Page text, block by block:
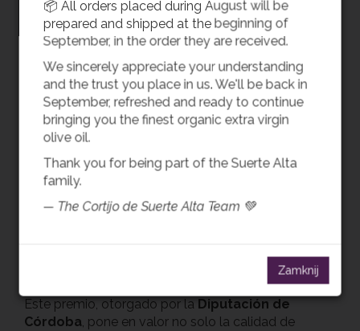
Su perfil se caracteriza por:
Aromas frescos y naturales
Un sabor equilibrado y lleno de matices
Una personalidad propia que refleja el carácter
de nuestro olivar
Un AOVE que representa fielmente nuestra filosofía:
Córdoba, tierra de grandes
aceites
la producción de aceite de oliva virgen extra, gracias
Este premio, otorgado por la Diputación de
Córdoba, pone en valor no solo la calidad de
📦 All orders placed during August will be
prepared and shipped at the beginning of
September, in the order they are received.
We sincerely appreciate your understanding
and the trust you place in us. We'll be back in
September, refreshed and ready to continue
bringing you the finest organic extra virgin
olive oil.
Thank you for being part of the Suerte Alta
family.
— The Cortijo de Suerte Alta Team 💚
Zamknij